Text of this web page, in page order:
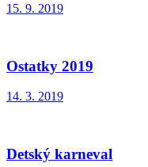
15. 9. 2019
Ostatky 2019
14. 3. 2019
Detský karneval